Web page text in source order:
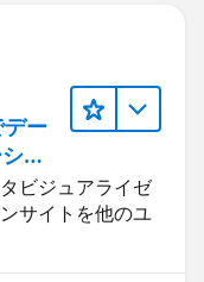
ー
ョ
ビジュアライゼ
サイトを他のユ